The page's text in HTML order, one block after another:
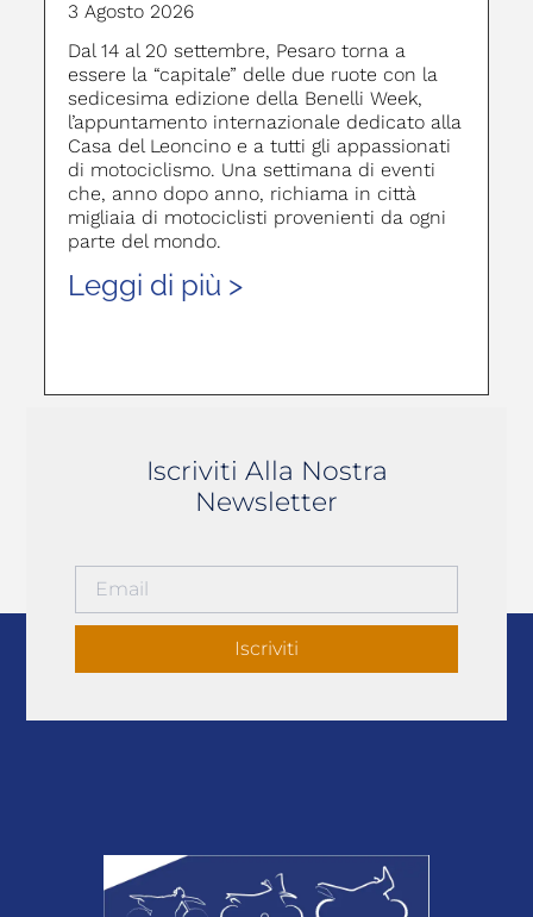
3 Agosto 2026
Dal 14 al 20 settembre, Pesaro torna a
essere la “capitale” delle due ruote con la
sedicesima edizione della Benelli Week,
l’appuntamento internazionale dedicato alla
Casa del Leoncino e a tutti gli appassionati
di motociclismo. Una settimana di eventi
che, anno dopo anno, richiama in città
migliaia di motociclisti provenienti da ogni
parte del mondo.
Leggi di più >
Iscriviti Alla Nostra
Newsletter
Iscriviti